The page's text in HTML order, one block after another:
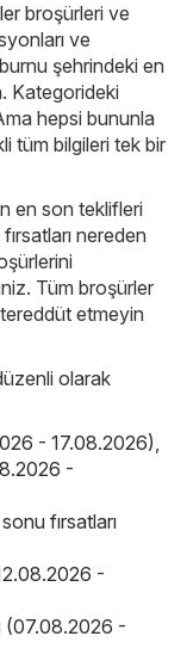
broşürleri ve
ve
şehrindeki en
Kategorideki
hepsi bununla
tüm bilgileri tek bir
en son teklifleri
nereden
Tüm broşürler
tereddüt etmeyin
olarak
- 17.08.2026),
-
fırsatları
-
(07.08.2026 -